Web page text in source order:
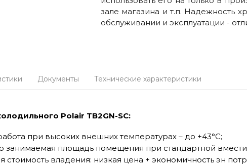
зале магазина и т.п. Надежность
обслуживании и эксплуатации -
Документы Технические характеристики
Polair TB2GN-SC:
при высоких внешних температурах – до +43°С;
занимаемая площадь помещения при стандартной
стоимость владения: низкая цена + экономичность эн